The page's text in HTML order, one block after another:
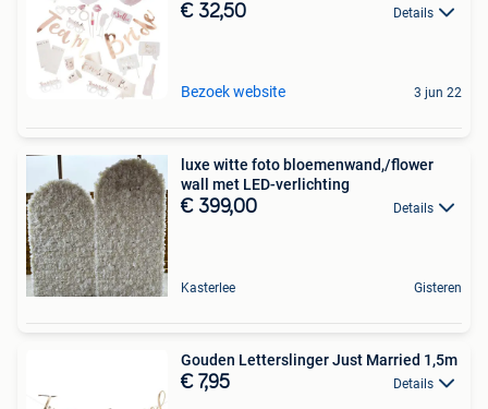
€ 32,50 Details
Bezoek website 3 jun 22
luxe witte foto bloemenwand,/flower
wall met LED-verlichting
€ 399,00 Details
Kasterlee Gisteren
Gouden Letterslinger Just Married 1,5m
€ 7,95 Details